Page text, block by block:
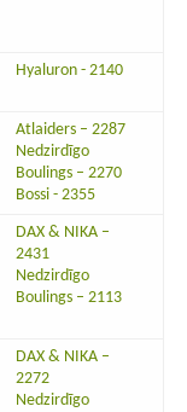
Hyaluron - 2140
Atlaiders – 2287
Nedzirdīgo
Boulings – 2270
Bossi - 2355
DAX & NIKA –
2431
Nedzirdīgo
Boulings – 2113
DAX & NIKA –
2272
Nedzirdīgo